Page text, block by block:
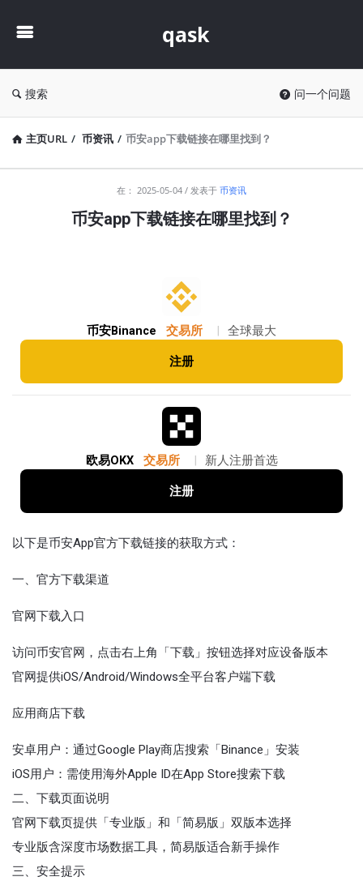
qask
搜索 问一个问题
主页URL / 币资讯 / 币安app下载链接在哪里找到？
在： 2025-05-04 发表于 币资讯
币安app下载链接在哪里找到？
币安Binance 交易所 全球最大
注册
欧易OKX 交易所 新人注册首选
注册
以下是币安App官方下载链接的获取方式：
一、官方下载渠道
官网下载入口‌
访问币安官网，点击右上角「下载」按钮选择对应设备版本
官网提供iOS/Android/Windows全平台客户端下载
应用商店下载‌
安卓用户‌：通过Google Play商店搜索「Binance」安装
iOS用户‌：需使用海外Apple ID在App Store搜索下载
二、下载页面说明
官网下载页提供「专业版」和「简易版」双版本选择
专业版含深度市场数据工具，简易版适合新手操作
三、安全提示